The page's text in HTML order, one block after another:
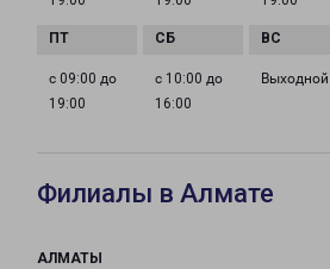
с 09:00 до
19:00
с 10:00 до
16:00
Выходной
Филиалы в Алмате
АЛМАТЫ